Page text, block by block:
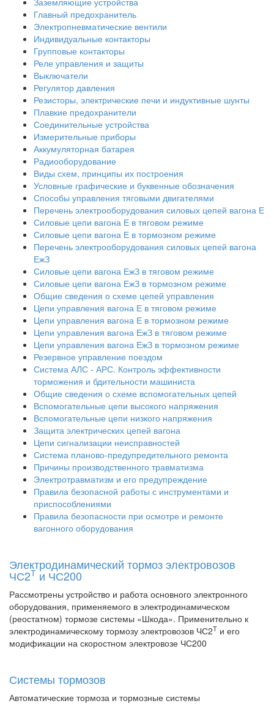
Главный предохранитель
Электропневматические вентили
Индивидуальные контакторы
Групповые контакторы
Реле управления и защиты
Выключатели
Регулятор давления
Резисторы, электрические печи и индуктивные шунты
Плавкие предохранители
Соединительные устройства
Измерительные приборы
Аккумуляторная батарея
Радиооборудование
Виды схем, принципы их построения
Условные графические и буквенные обозначения
Способы управления тяговыми двигателями
Перечень электрооборудования силовых цепей вагона Е
Силовые цепи вагона Е в тяговом режиме
Силовые цепи вагона Е в тормозном режиме
Перечень электрооборудования силовых цепей вагона
ЕжЗ
Силовые цепи вагона ЕжЗ в тяговом режиме
Силовые цепи вагона ЕжЗ в тормозном режиме
Общие сведения о схеме цепей управления
Цепи управления вагона Е в тяговом режиме
Цепи управления вагона Е в тормозном режиме
Цепи управления вагона ЕжЗ в тяговом режиме
Цепи управления вагона ЕжЗ в тормозном режиме
Резервное управление поездом
Система АЛС - АРС. Контроль эффективности
торможения и бдительности машиниста
Общие сведения о схеме вспомогательных цепей
Вспомогательные цепи высокого напряжения
Вспомогательные цепи низкого напряжения
Защита электрических цепей вагона
Цепи сигнализации неисправностей
Система планово-предупредительного ремонта
Причины производственного травматизма
Электротравматизм и его предупреждение
Правила безопасной работы с инструментами и
приспособлениями
Правила безопасности при осмотре и ремонте
вагонного оборудования
Электродинамический тормоз электровозов
ЧС2Т и ЧС200
Рассмотрены устройство и работа основного электронного
оборудования, применяемого в электродинамическом
(реостатном) тормозе системы «Шкода». Применительно к
электродинамическому тормозу электровозов ЧС2Т и его
модификации на скоростном электровозе ЧС200
Системы тормозов
Автоматические тормоза и тормозные системы